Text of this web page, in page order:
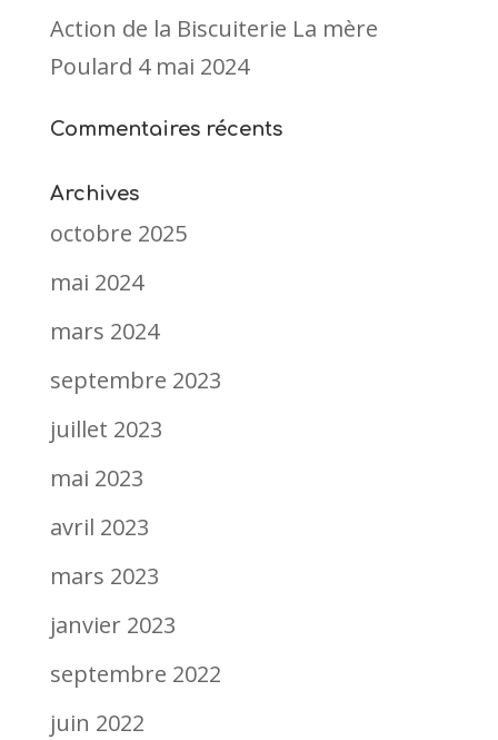
Action de la Biscuiterie La mère
Poulard 4 mai 2024
Commentaires récents
Archives
octobre 2025
mai 2024
mars 2024
septembre 2023
juillet 2023
mai 2023
avril 2023
mars 2023
janvier 2023
septembre 2022
juin 2022